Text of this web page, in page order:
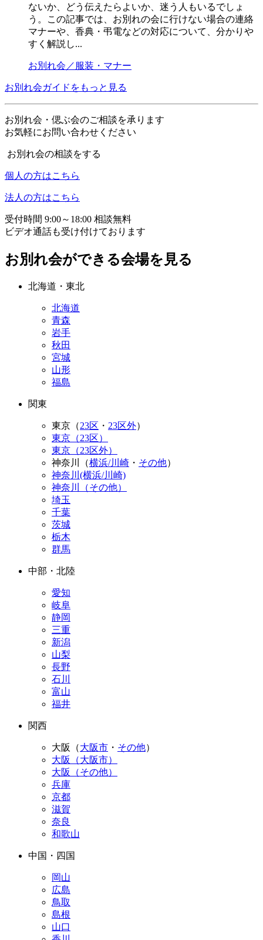
ないか、どう伝えたらよいか、迷う人もいるでしょ
う。この記事では、お別れの会に行けない場合の連絡
マナーや、香典・弔電などの対応について、分かりや
すく解説し...
お別れ会／服装・マナー
お別れ会ガイドをもっと見る
お別れ会・偲ぶ会のご相談を承ります
お気軽にお問い合わせください
お別れ会の相談をする
個人の方はこちら
法人の方はこちら
受付時間 9:00～18:00 相談無料
ビデオ通話も受け付けております
お別れ会ができる会場を見る
北海道・東北
北海道
青森
岩手
秋田
宮城
山形
福島
関東
東京（23区 ・ 23区外）
東京（23区）
東京（23区外）
神奈川（横浜/川崎 ・ その他）
神奈川(横浜/川崎)
神奈川（その他）
埼玉
千葉
茨城
栃木
群馬
中部・北陸
愛知
岐阜
静岡
三重
新潟
山梨
長野
石川
富山
福井
関西
大阪（大阪市 ・ その他）
大阪（大阪市）
大阪（その他）
兵庫
京都
滋賀
奈良
和歌山
中国・四国
岡山
広島
鳥取
島根
山口